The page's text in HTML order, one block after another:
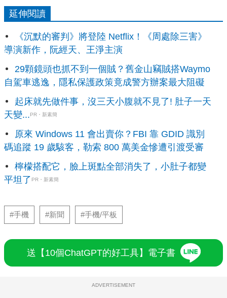
延伸閱讀
《沉默的審判》將登陸 Netflix！《周處除三害》
導演新作，阮經天、王淨主演
29顆鏡頭也抓不到一個賊？舊金山竊賊搭Waymo
自駕車逃逸，隱私保護政策竟成警方辦案最大阻礙
起床就先做件事，沒三天小腹就不見了! 肚子一天
天變...PR・新素簡
原來 Windows 11 會出賣你？FBI 靠 GDID 識別
碼追蹤 19 歲駭客，勒索 800 萬美金慘遭引渡受審
檸檬搭配它，臉上斑點全部消失了，小肚子都變
平坦了 PR・新素簡
#手機 #新聞 #手機/平板
送【10個ChatGPT的好工具】電子書
ADVERTISEMENT